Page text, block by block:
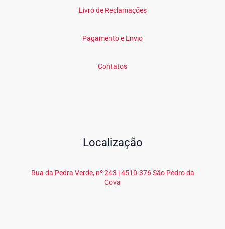
Livro de Reclamações
Pagamento e Envio
Contatos
Localização
Rua da Pedra Verde, nº 243 | 4510-376 São Pedro da
Cova